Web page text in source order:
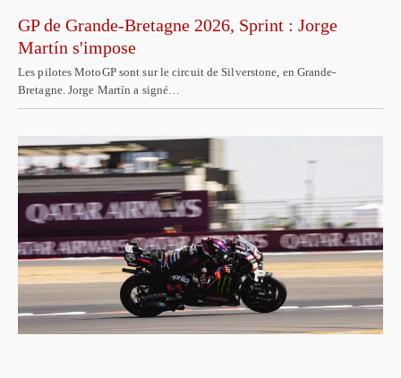
GP de Grande-Bretagne 2026, Sprint : Jorge
Martín s'impose
Les pilotes MotoGP sont sur le circuit de Silverstone, en Grande-
Bretagne. Jorge Martín a signé…